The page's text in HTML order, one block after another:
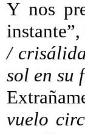
Y nos
/
sol en su
vuelo